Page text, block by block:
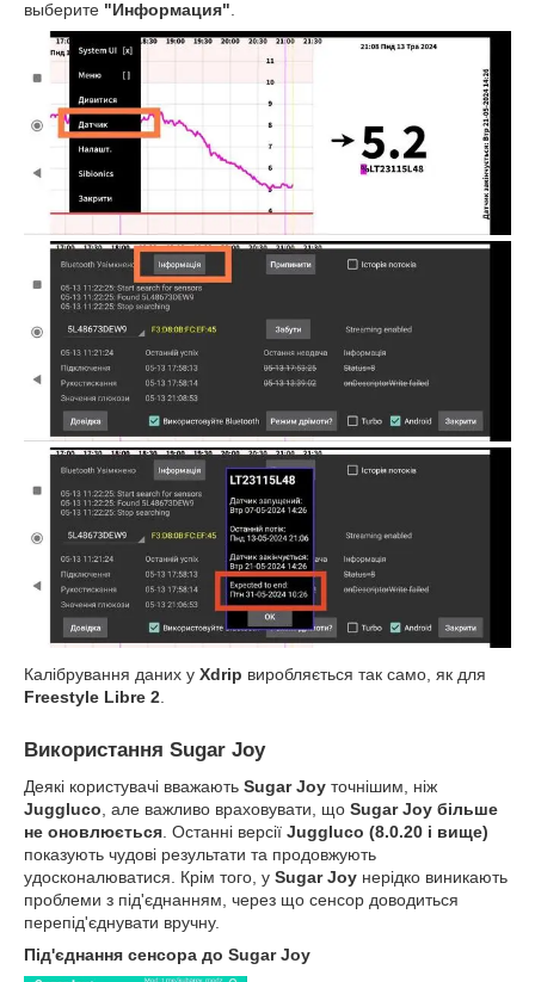
выберите "Информация"
Калібрування даних у Xdrip виробляється так само, як для
Freestyle Libre 2
Використання Sugar Joy
Деякі користувачі вважають Sugar Joy точнішим, ніж
Juggluco , але важливо враховувати, що Sugar Joy більше
не оновлюється . Останні версії Juggluco (8.0.20 і вище)
показують чудові результати та продовжують
удосконалюватися. Крім того, у Sugar Joy нерідко виникають
проблеми з під'єднанням, через що сенсор доводиться
перепід'єднувати вручну.
Під'єднання сенсора до Sugar Joy